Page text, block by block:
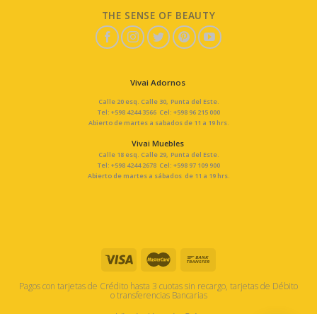
THE SENSE OF BEAUTY
Vivai Adornos
Calle 20 esq. Calle 30, Punta del Este.
Tel: +598 4244 3566 Cel: +598 96 215 000
Abierto de martes a sabados de 11 a 19 hrs.
Vivai Muebles
Calle 18 esq. Calle 29, Punta del Este.
Tel: +598 4244 2678 Cel: +598 97 109 900
Abierto de martes a sábados de 11 a 19 hrs.
Pagos con tarjetas de Crédito hasta 3 cuotas sin recargo, tarjetas de Débito
o transferencias Bancarias